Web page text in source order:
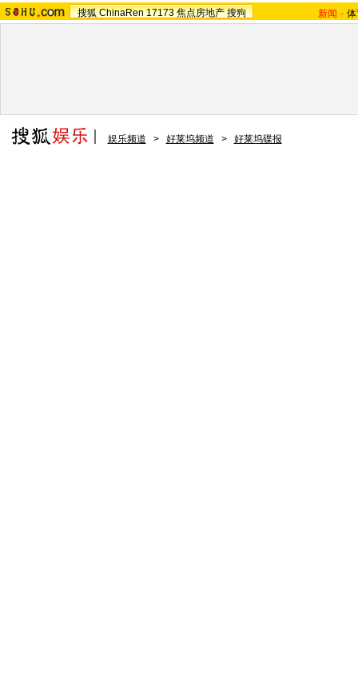
搜狐 ChinaRen 17173 焦点房地产 搜狗 新闻 -
娱乐频道 > 好莱坞频道 > 好莱坞碟报